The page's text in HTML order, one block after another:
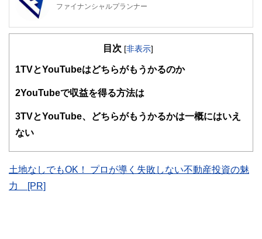
ファイナンシャルプランナー
FinancialField編集部は、金融、経済に関する記事を、日々
知識がない方でも理解できるようわかりやすく発信していま
得者を中心に「お金や暮らし」に関する書籍・雑誌の編集経
験者で構成され、企画立案から記事掲載まですべての工程に
ドバイザー、DCプランナー、公認会計士、社会保険労務
ど150名以上の有資格者を執筆者・監修者として迎え、むず
目次 [非表示]
1 TVとYouTubeはどちらがもうかるのか
2YouTubeで収益を得る方法は
3TVとYouTube、どちらがもうかるかは一概にはいえ
ない
土地なしでもOK！ プロが導く失敗しない不動産投資の魅
力 [PR]